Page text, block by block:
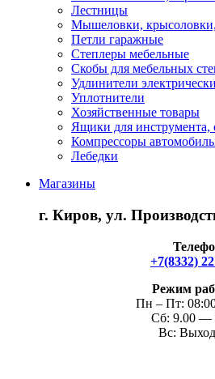
Лестницы
Мышеловки,
Петли гаражные
Степлеры мебельные
Скобы для мебельных
Удлинители
Уплотнители
Хозяйственные товары
Ящики для инструмента,
Компрессоры
Лебедки
Магазины
г. Киров, ул.
+7(8332)
Режим
Пн – Пт:
Сб: 9.00 —
Вс: